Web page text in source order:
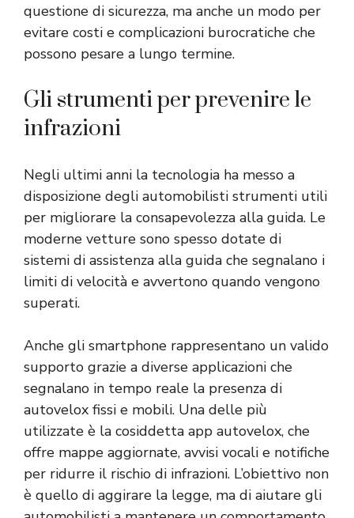
questione di sicurezza, ma anche un modo per
evitare costi e complicazioni burocratiche che
possono pesare a lungo termine.
Gli strumenti per prevenire le
infrazioni
Negli ultimi anni la tecnologia ha messo a
disposizione degli automobilisti strumenti utili
per migliorare la consapevolezza alla guida. Le
moderne vetture sono spesso dotate di
sistemi di assistenza alla guida che segnalano i
limiti di velocità e avvertono quando vengono
superati.
Anche gli smartphone rappresentano un valido
supporto grazie a diverse applicazioni che
segnalano in tempo reale la presenza di
autovelox fissi e mobili. Una delle più
utilizzate è la cosiddetta app autovelox, che
offre mappe aggiornate, avvisi vocali e notifiche
per ridurre il rischio di infrazioni. L’obiettivo non
è quello di aggirare la legge, ma di aiutare gli